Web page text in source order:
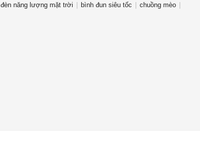
đèn năng lượng mặt trời bình đun siêu tốc
chuồng mèo